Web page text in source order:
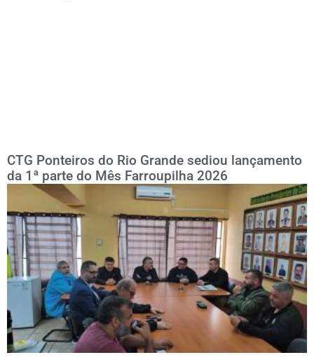
CTG Ponteiros do Rio Grande sediou lançamento
da 1ª parte do Mês Farroupilha 2026